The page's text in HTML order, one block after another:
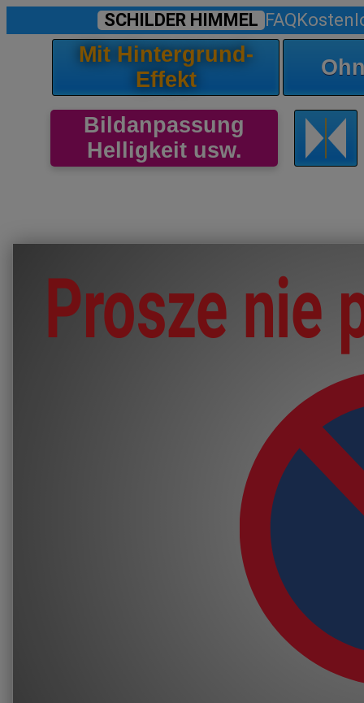
SCHILDER HIMMEL FAQ
Mit Hintergrund-
Effekt
Bildanpassung
Helligkeit usw.
Prosze nie